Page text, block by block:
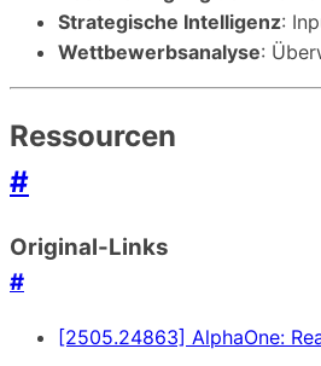
Strategische Intelligenz:
Wettbewerbsanalyse:
Ressourcen
#
Original-Links
#
[2505.24863] AlphaOne: